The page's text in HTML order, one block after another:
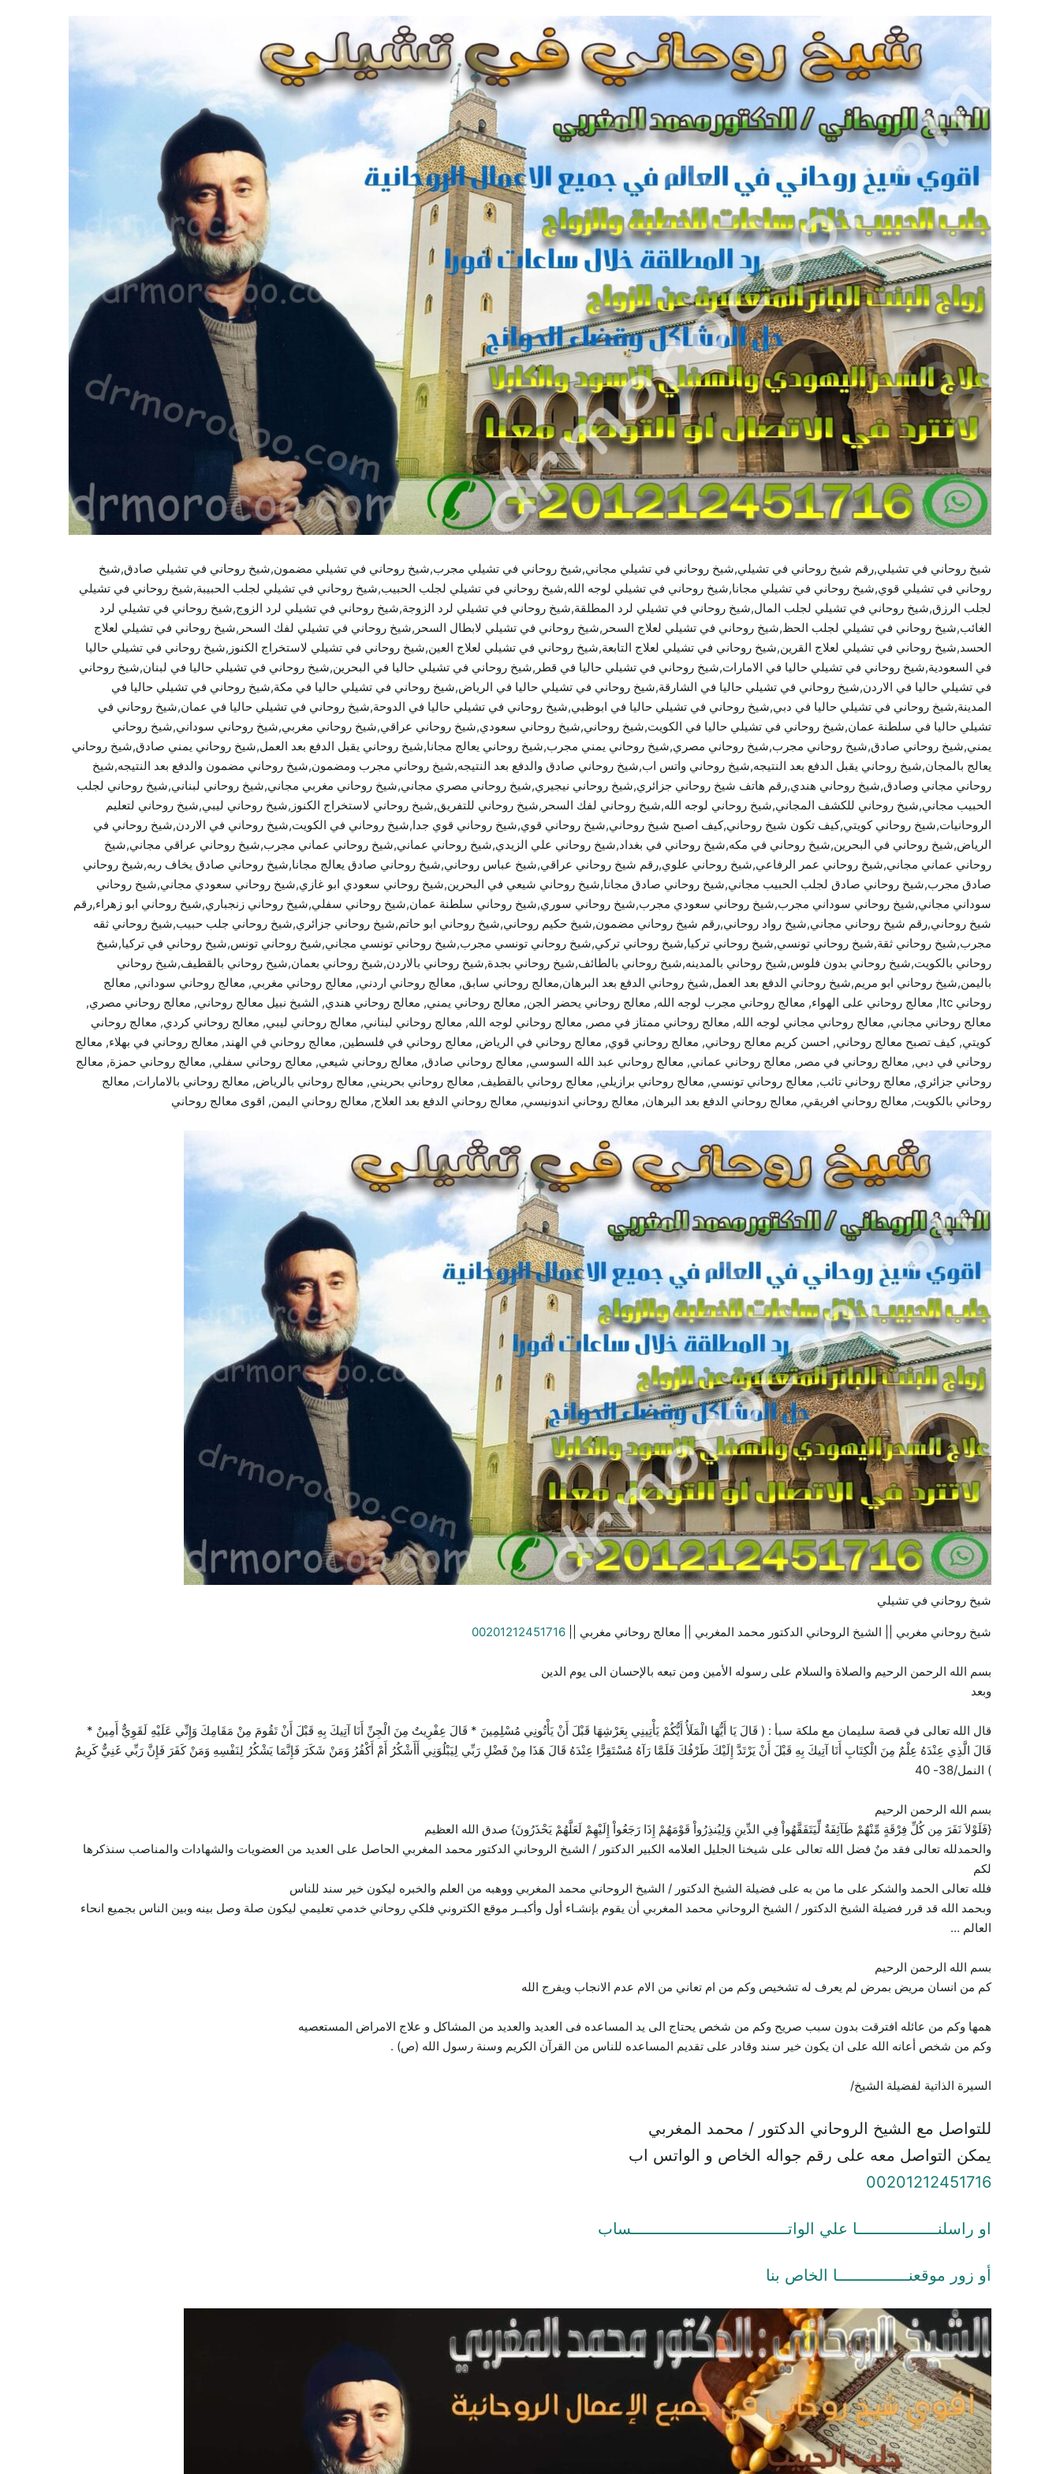
شيخ روحاني في تشيلي,رقم شيخ روحاني في تشيلي,شيخ روحاني في تشيلي مجاني,شيخ روحاني في تشيلي مجرب,شيخ روحاني في تشيلي مضمون,شيخ روحاني في تشيلي صادق,شيخ
روحاني في تشيلي قوي,شيخ روحاني في تشيلي مجانا,شيخ روحاني في تشيلي لوجه الله,شيخ روحاني في تشيلي لجلب الحبيب,شيخ روحاني في تشيلي لجلب الحبيبة,شيخ روحاني في تشيلي
لجلب الرزق,شيخ روحاني في تشيلي لجلب المال,شيخ روحاني في تشيلي لرد المطلقة,شيخ روحاني في تشيلي لرد الزوجة,شيخ روحاني في تشيلي لرد الزوج,شيخ روحاني في تشيلي لرد
الغائب,شيخ روحاني في تشيلي لجلب الحظ,شيخ روحاني في تشيلي لعلاج السحر,شيخ روحاني في تشيلي لابطال السحر,شيخ روحاني في تشيلي لفك السحر,شيخ روحاني في تشيلي لعلاج
الحسد,شيخ روحاني في تشيلي لعلاج القرين,شيخ روحاني في تشيلي لعلاج التابعة,شيخ روحاني في تشيلي لعلاج العين,شيخ روحاني في تشيلي لاستخراج الكنوز,شيخ روحاني في تشيلي حاليا
في السعودية,شيخ روحاني في تشيلي حاليا في الامارات,شيخ روحاني في تشيلي حاليا في قطر,شيخ روحاني في تشيلي حاليا في البحرين,شيخ روحاني في تشيلي حاليا في لبنان,شيخ روحاني
في تشيلي حاليا في الاردن,شيخ روحاني في تشيلي حاليا في الشارقة,شيخ روحاني في تشيلي حاليا في الرياض,شيخ روحاني في تشيلي حاليا في مكة,شيخ روحاني في تشيلي حاليا في
المدينة,شيخ روحاني في تشيلي حاليا في دبي,شيخ روحاني في تشيلي حاليا في ابوظبي,شيخ روحاني في تشيلي حاليا في الدوحة,شيخ روحاني في تشيلي حاليا في عمان,شيخ روحاني في
تشيلي حاليا في سلطنة عمان,شيخ روحاني في تشيلي حاليا في الكويت,شيخ روحاني,شيخ روحاني سعودي,شيخ روحاني عراقي,شيخ روحاني مغربي,شيخ روحاني سوداني,شيخ روحاني
يمني,شيخ روحاني صادق,شيخ روحاني مجرب,شيخ روحاني مصري,شيخ روحاني يمني مجرب,شيخ روحاني يعالج مجانا,شيخ روحاني يقبل الدفع بعد العمل,شيخ روحاني يمني صادق,شيخ روحاني
يعالج بالمجان,شيخ روحاني يقبل الدفع بعد النتيجه,شيخ روحاني واتس اب,شيخ روحاني صادق والدفع بعد النتيجه,شيخ روحاني مجرب ومضمون,شيخ روحاني مضمون والدفع بعد النتيجه,شيخ
روحاني مجاني وصادق,شيخ روحاني هندي,رقم هاتف شيخ روحاني جزائري,شيخ روحاني نيجيري,شيخ روحاني مصري مجاني,شيخ روحاني مغربي مجاني,شيخ روحاني لبناني,شيخ روحاني لجلب
الحبيب مجاني,شيخ روحاني للكشف المجاني,شيخ روحاني لوجه الله,شيخ روحاني لفك السحر,شيخ روحاني للتفريق,شيخ روحاني لاستخراج الكنوز,شيخ روحاني ليبي,شيخ روحاني لتعليم
الروحانيات,شيخ روحاني كويتي,كيف تكون شيخ روحاني,كيف اصبح شيخ روحاني,شيخ روحاني قوي,شيخ روحاني قوي جدا,شيخ روحاني في الكويت,شيخ روحاني في الاردن,شيخ روحاني في
الرياض,شيخ روحاني في البحرين,شيخ روحاني في مكه,شيخ روحاني في بغداد,شيخ روحاني علي الزيدي,شيخ روحاني عماني,شيخ روحاني عماني مجرب,شيخ روحاني عراقي مجاني,شيخ
روحاني عماني مجاني,شيخ روحاني عمر الرفاعي,شيخ روحاني علوي,رقم شيخ روحاني عراقي,شيخ عباس روحاني,شيخ روحاني صادق يعالج مجانا,شيخ روحاني صادق يخاف ربه,شيخ روحاني
صادق مجرب,شيخ روحاني صادق لجلب الحبيب مجاني,شيخ روحاني صادق مجانا,شيخ روحاني شيعي في البحرين,شيخ روحاني سعودي ابو غازي,شيخ روحاني سعودي مجاني,شيخ روحاني
سوداني مجاني,شيخ روحاني سوداني مجرب,شيخ روحاني سعودي مجرب,شيخ روحاني سوري,شيخ روحاني سلطنة عمان,شيخ روحاني سفلي,شيخ روحاني زنجباري,شيخ روحاني ابو زهراء,رقم
شيخ روحاني,رقم شيخ روحاني مجاني,شيخ رواد روحاني,رقم شيخ روحاني مضمون,شيخ حكيم روحاني,شيخ روحاني ابو حاتم,شيخ روحاني جزائري,شيخ روحاني جلب حبيب,شيخ روحاني ثقه
مجرب,شيخ روحاني ثقة,شيخ روحاني تونسي,شيخ روحاني تركيا,شيخ روحاني تركي,شيخ روحاني تونسي مجرب,شيخ روحاني تونسي مجاني,شيخ روحاني تونس,شيخ روحاني في تركيا,شيخ
روحاني بالكويت,شيخ روحاني بدون فلوس,شيخ روحاني بالمدينه,شيخ روحاني بالطائف,شيخ روحاني بجدة,شيخ روحاني بالاردن,شيخ روحاني بعمان,شيخ روحاني بالقطيف,شيخ روحاني
باليمن,شيخ روحاني ابو مريم,شيخ روحاني الدفع بعد العمل,شيخ روحاني الدفع بعد البرهان,معالج روحاني سابق, معالج روحاني اردني, معالج روحاني مغربي, معالج روحاني سوداني, معالج
روحاني ltc, معالج روحاني على الهواء, معالج روحاني مجرب لوجه الله, معالج روحاني يحضر الجن, معالج روحاني يمني, معالج روحاني هندي, الشيخ نبيل معالج روحاني, معالج روحاني مصري,
معالج روحاني مجاني, معالج روحاني مجاني لوجه الله, معالج روحاني ممتاز في مصر, معالج روحاني لوجه الله, معالج روحاني لبناني, معالج روحاني ليبي, معالج روحاني كردي, معالج روحاني
كويتي, كيف تصبح معالج روحاني, احسن كريم معالج روحاني, معالج روحاني قوي, معالج روحاني في الرياض, معالج روحاني في فلسطين, معالج روحاني في الهند, معالج روحاني في بهلاء, معالج
روحاني في دبي, معالج روحاني في مصر, معالج روحاني عماني, معالج روحاني عبد الله السوسي, معالج روحاني صادق, معالج روحاني شيعي, معالج روحاني سفلي, معالج روحاني حمزة, معالج
روحاني جزائري, معالج روحاني تائب, معالج روحاني تونسي, معالج روحاني برازيلي, معالج روحاني بالقطيف, معالج روحاني بحريني, معالج روحاني بالرياض, معالج روحاني بالامارات, معالج
روحاني بالكويت, معالج روحاني افريقي, معالج روحاني الدفع بعد البرهان, معالج روحاني اندونيسي, معالج روحاني الدفع بعد العلاج, معالج روحاني اليمن, اقوى معالج روحاني
شيخ روحاني في تشيلي
شيخ روحاني مغربي || الشيخ الروحاني الدكتور محمد المغربي || معالج روحاني مغربي || 00201212451716
بسم الله الرحمن الرحيم والصلاة والسلام على رسوله الأمين ومن تبعه بالإحسان الى يوم الدين
وبعد
قال الله تعالى في قصة سليمان مع ملكة سبأ : ( قَالَ يَا أَيُّهَا الْمَلَأُ أَيُّكُمْ يَأْتِينِي بِعَرْشِهَا قَبْلَ أَنْ يَأْتُونِي مُسْلِمِينَ * قَالَ عِفْرِيتٌ مِنَ الْجِنِّ أَنَا آتِيكَ بِهِ قَبْلَ أَنْ تَقُومَ مِنْ مَقَامِكَ وَإِنِّي عَلَيْهِ لَقَوِيٌّ أَمِينٌ *
قَالَ الَّذِي عِنْدَهُ عِلْمٌ مِنَ الْكِتَابِ أَنَا آتِيكَ بِهِ قَبْلَ أَنْ يَرْتَدَّ إِلَيْكَ طَرْفُكَ فَلَمَّا رَآهُ مُسْتَقِرًّا عِنْدَهُ قَالَ هَذَا مِنْ فَضْلِ رَبِّي لِيَبْلُوَنِي أَأَشْكُرُ أَمْ أَكْفُرُ وَمَنْ شَكَرَ فَإِنَّمَا يَشْكُرُ لِنَفْسِهِ وَمَنْ كَفَرَ فَإِنَّ رَبِّي غَنِيٌّ كَرِيمٌ
) النمل/38- 40
بسم الله الرحمن الرحيم
{فَلَوْلاَ نَفَرَ مِن كُلِّ فِرْقَةٍ مِّنْهُمْ طَآئِفَةٌ لِّيَتَفَقَّهُواْ فِي الدِّينِ وَلِيُنذِرُواْ قَوْمَهُمْ إِذَا رَجَعُواْ إِلَيْهِمْ لَعَلَّهُمْ يَحْذَرُونَ} صدق الله العظيم
والحمدلله تعالى فقد منٌ فضل الله تعالى على شيخنا الجليل العلامه الكبير الدكتور / الشيخ الروحاني الدكتور محمد المغربي الحاصل على العديد من العضويات والشهادات والمناصب سنذكرها
لكم
فلله تعالى الحمد والشكر على ما من به على فضيلة الشيخ الدكتور / الشيخ الروحاني محمد المغربي ووهبه من العلم والخبره ليكون خير سند للناس
وبحمد الله قد قرر فضيلة الشيخ الدكتور / الشيخ الروحاني محمد المغربي أن يقوم بإنشـاء أول وأكبــر موقع الكتروني فلكي روحاني خدمي تعليمي ليكون صلة وصل بينه وبين الناس بجميع انحاء
العالم …
بسم الله الرحمن الرحيم
كم من انسان مريض بمرض لم يعرف له تشخيص وكم من ام تعاني من الام عدم الانجاب ويفرج الله
همها وكم من عائله افترقت بدون سبب صريح وكم من شخص يحتاج الى يد المساعده فى العديد والعديد من المشاكل و علاج الامراض المستعصيه
وكم من شخص أعانه الله على ان يكون خير سند وقادر على تقديم المساعده للناس من القرآن الكريم وسنة رسول الله (ص) .
السيرة الذاتية لفضيلة الشيخ/
للتواصل مع الشيخ الروحاني الدكتور / محمد المغربي
يمكن التواصل معه على رقم جواله الخاص و الواتس اب
00201212451716
او راسلنـــــــــــــــــا علي الواتـــــــــــــــــــــــــــــــــساب
أو زور موقعنـــــــــــــــا الخاص بنا